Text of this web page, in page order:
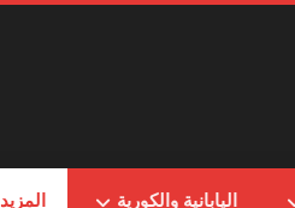
اليابانية والكورية المزيد